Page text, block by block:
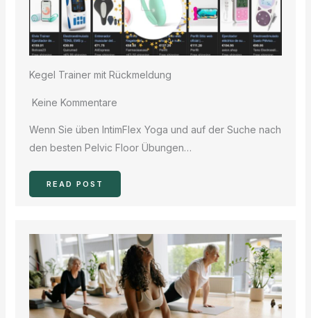
Kegel Trainer mit Rückmeldung
Keine Kommentare
Wenn Sie üben IntimFlex Yoga und auf der Suche nach
den besten Pelvic Floor Übungen…
READ POST